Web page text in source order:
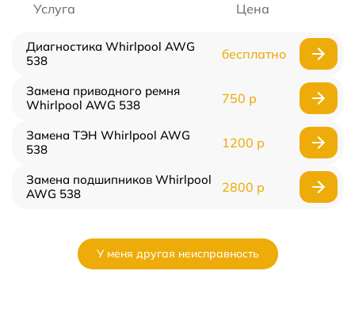
Услуга Цена
Диагностика Whirlpool AWG
538
бесплатно
Замена приводного ремня
Whirlpool AWG 538
750 р
Замена ТЭН Whirlpool AWG
538
1200 р
Замена подшипников Whirlpool
AWG 538
2800 р
У меня другая неисправность